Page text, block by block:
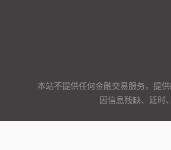
本站不提供任何金融交易服务，提
因信息残缺、延时